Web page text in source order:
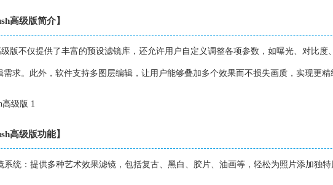
高级版简介】
版不仅提供了丰富的预设滤镜库，还允许用户自定义调整各项参数，如曝光、对比度
需求。此外，软件支持多图层编辑，让用户能够叠加多个效果而不损失画质，实现更精
高级版功能】
系统：提供多种艺术效果滤镜，包括复古、黑白、胶片、油画等，轻松为照片添加独特